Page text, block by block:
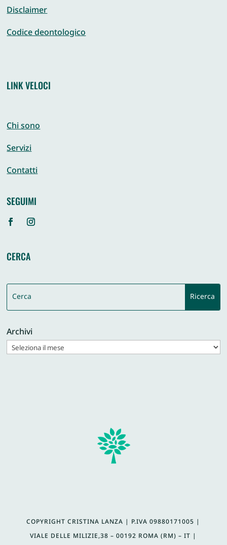
Disclaimer
Codice deontologico
LINK VELOCI
Chi sono
Servizi
Contatti
SEGUIMI
CERCA
Archivi
COPYRIGHT CRISTINA LANZA | P.IVA09880171005 |
VIALE DELLE MILIZIE,38 – 00192 ROMA (RM) – IT |